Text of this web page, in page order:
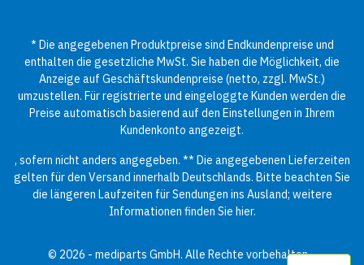
* Die angegebenen Produktpreise sind Endkundenpreise und
enthalten die gesetzliche MwSt. Sie haben die Möglichkeit, die
Anzeige auf Geschäftskundenpreise (netto, zzgl. MwSt.)
umzustellen. Für registrierte und eingeloggte Kunden werden die
Preise automatisch basierend auf den Einstellungen in Ihrem
Kundenkonto angezeigt.
, sofern nicht anders angegeben. ** Die angegebenen Lieferzeiten
gelten für den Versand innerhalb Deutschlands. Bitte beachten Sie
die längeren Laufzeiten für Sendungen ins Ausland; weitere
Informationen finden Sie hier.
© 2026 - mediparts GmbH. Alle Rechte vorbehalten.